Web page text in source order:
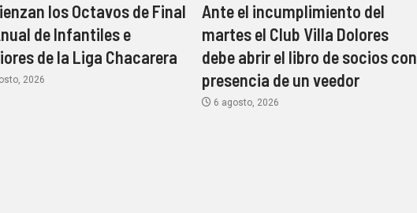
los Octavos de Final
de Infantiles e
de la Liga Chacarera
2026
Ante el incumplimiento del
martes el Club Villa Dolores
debe abrir el libro de socios con
presencia de un veedor
6 agosto, 2026